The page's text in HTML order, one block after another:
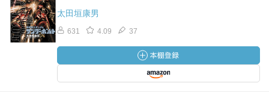
太田垣康男
631 4.09 37